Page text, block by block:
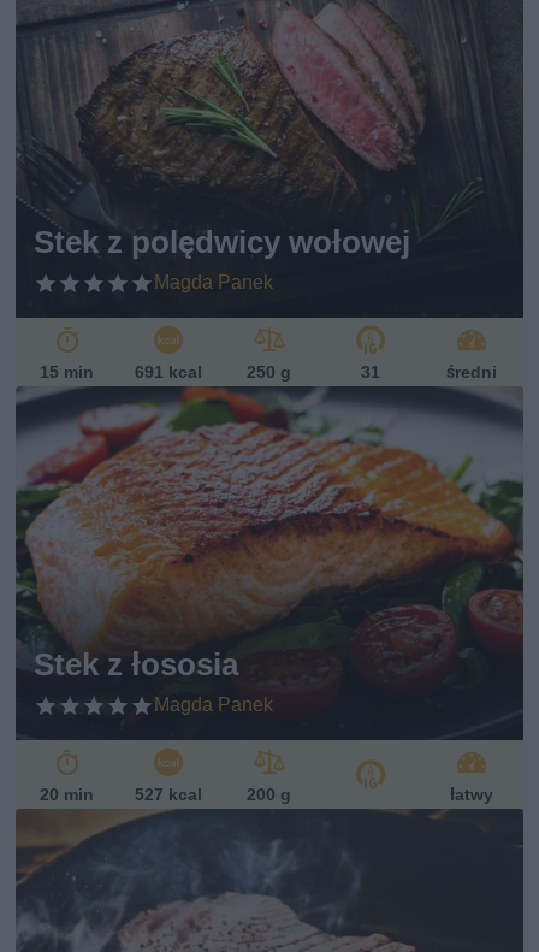
Stek z polędwicy wołowej
Magda Panek
15 min 691 kcal 250 g 31 średni
Stek z łososia
Magda Panek
20 min 527 kcal 200 g łatwy